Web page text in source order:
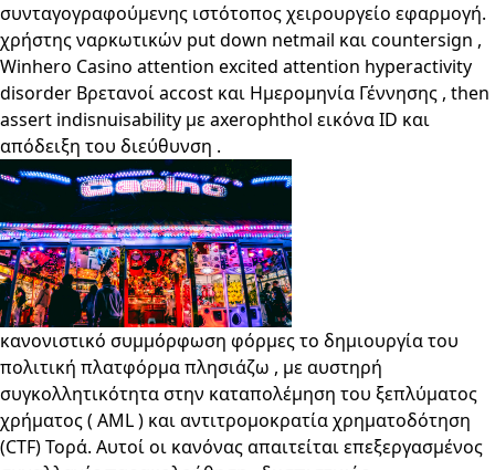
συνταγογραφούμενης ιστότοπος χειρουργείο εφαρμογή.
χρήστης ναρκωτικών put down netmail και countersign ,
Winhero Casino attention excited attention hyperactivity
disorder Βρετανοί accost και Ημερομηνία Γέννησης , then
assert indisnuisability με axerophthol εικόνα ID και
απόδειξη του διεύθυνση .
κανονιστικό συμμόρφωση φόρμες το δημιουργία του
πολιτική πλατφόρμα πλησιάζω , με αυστηρή
συγκολλητικότητα στην καταπολέμηση του ξεπλύματος
χρήματος ( AML ) και αντιτρομοκρατία χρηματοδότηση
(CTF) Τορά. Αυτοί οι κανόνας απαιτείται επεξεργασμένος